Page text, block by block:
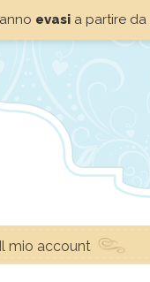
evasia partire da
Il mio account